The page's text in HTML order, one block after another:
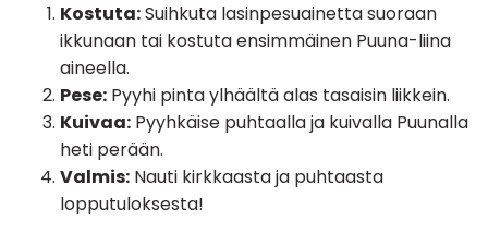
Kostuta:Suihkuta lasinpesuainetta suoraan
ikkunaan tai kostuta ensimmäinen Puuna-liina
aineella.
Pese: Pyyhi pinta ylhäältä alas tasaisin liikkein.
Kuivaa: Pyyhkäise puhtaalla ja kuivalla Puunalla
heti perään.
Valmis: Nauti kirkkaasta ja puhtaasta
lopputuloksesta!